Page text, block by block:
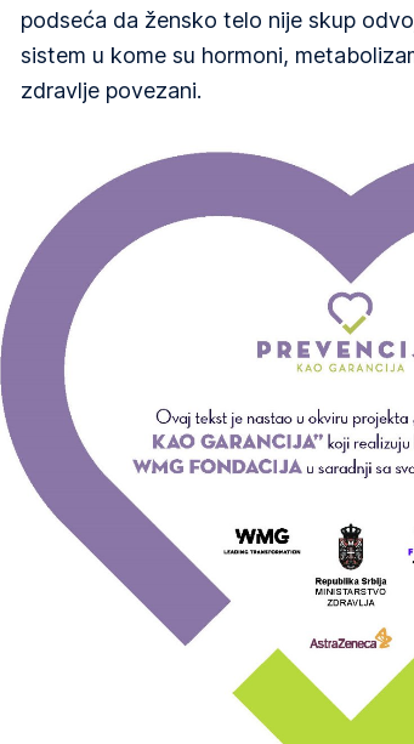
podseća da žensko telo nije skup
sistem u kome su hormoni,
zdravlje povezani.